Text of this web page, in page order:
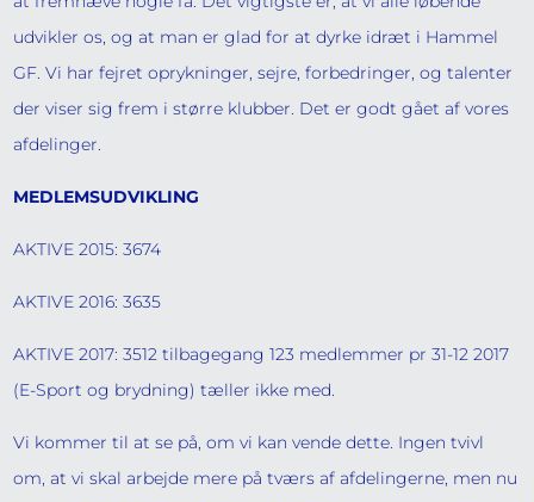
udvikler os, og at man er glad for at dyrke idræt i Hammel
GF. Vi har fejret oprykninger, sejre, forbedringer, og talenter
der viser sig frem i større klubber. Det er godt gået af vores
afdelinger.
MEDLEMSUDVIKLING
AKTIVE 2015: 3674
AKTIVE 2016: 3635
AKTIVE 2017: 3512 tilbagegang 123 medlemmer pr 31-12 2017
(E-Sport og brydning) tæller ikke med.
Vi kommer til at se på, om vi kan vende dette. Ingen tvivl
om, at vi skal arbejde mere på tværs af afdelingerne, men nu